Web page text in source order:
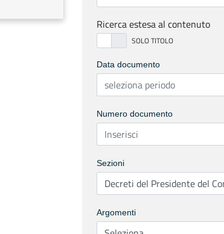
Ricerca estesa al contenuto
Data documento
Numero documento
Sezioni
Argomenti